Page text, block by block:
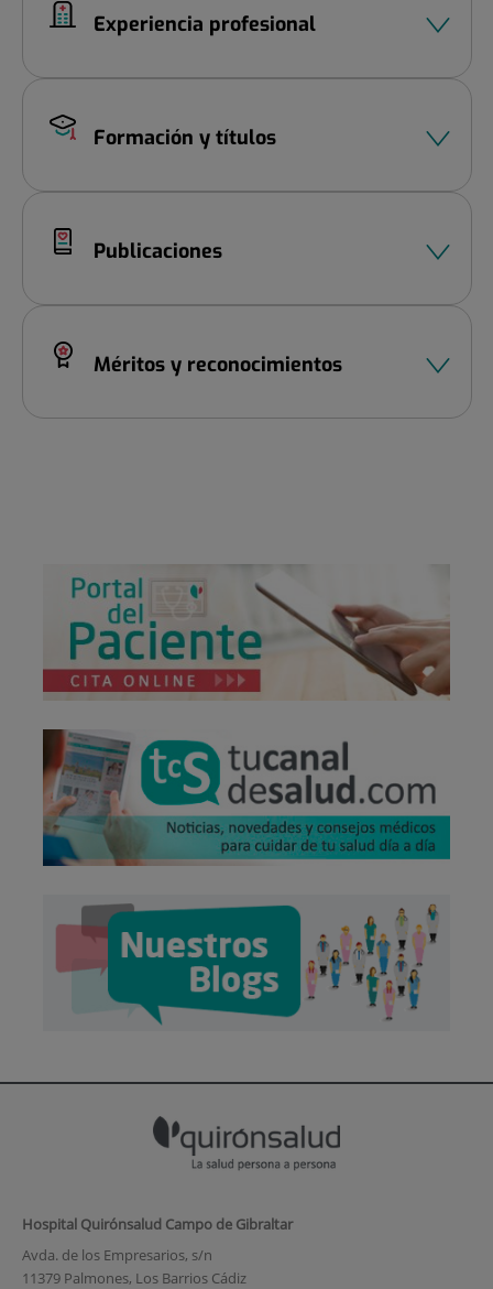
Experiencia profesional
Formación y títulos
Publicaciones
Méritos y reconocimientos
Hospital Quirónsalud Campo de Gibraltar
Avda. de los Empresarios, s/n
11379 Palmones, Los Barrios Cádiz